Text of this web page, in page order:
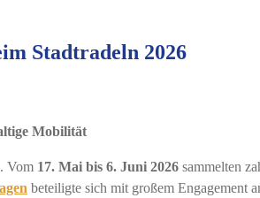
Stadtradeln 2026
Mobilität
Vom 17. Mai bis 6. Juni 2026 sammelten
beteiligte sich mit großem Engagement